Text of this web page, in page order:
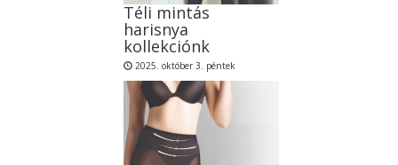
Téli mintás
harisnya
kollekciónk
2025. október 3. péntek